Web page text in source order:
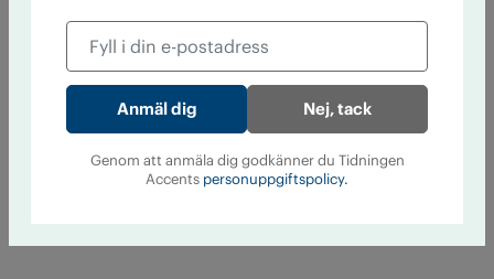
Nej, tack
Genom att anmäla dig godkänner du Tidningen
Accents personuppgiftspolicy.